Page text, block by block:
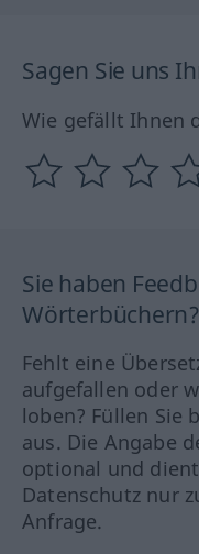
Sagen Sie uns
Wie gefällt Ihnen
Sie haben
Wörterbüchern?
Fehlt eine
aufgefallen oder
loben? Füllen Sie
aus. Die Angabe
optional und
Datenschutz nur
Anfrage.